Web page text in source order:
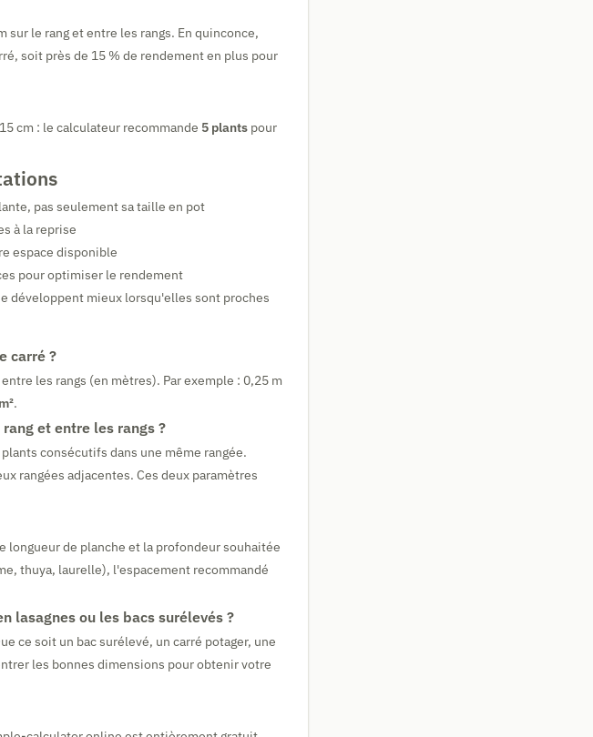
sur le rang et entre les rangs. En quinconce,
soit près de 15 % de rendement en plus pour
cm : le calculateur recommande 5 plants pour
pas seulement sa taille en pot
à la reprise
espace disponible
pour optimiser le rendement
développent mieux lorsqu'elles sont proches
carré ?
les rangs (en mètres). Par exemple : 0,25 m
.
et entre les rangs ?
consécutifs dans une même rangée.
rangées adjacentes. Ces deux paramètres
longueur de planche et la profondeur souhaitée
thuya, laurelle), l'espacement recommandé
lasagnes ou les bacs surélevés ?
ce soit un bac surélevé, un carré potager, une
les bonnes dimensions pour obtenir votre